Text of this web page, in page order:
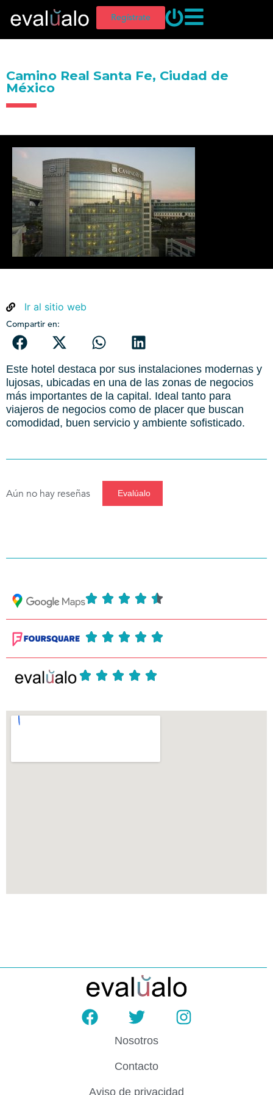
Regístrate
Camino Real Santa Fe, Ciudad de
México
Ir al sitio web
Compartir en:
Este hotel destaca por sus instalaciones modernas y
lujosas, ubicadas en una de las zonas de negocios
más importantes de la capital. Ideal tanto para
viajeros de negocios como de placer que buscan
comodidad, buen servicio y ambiente sofisticado.
Aún no hay reseñas Evalúalo
Nosotros
Contacto
Aviso de privacidad